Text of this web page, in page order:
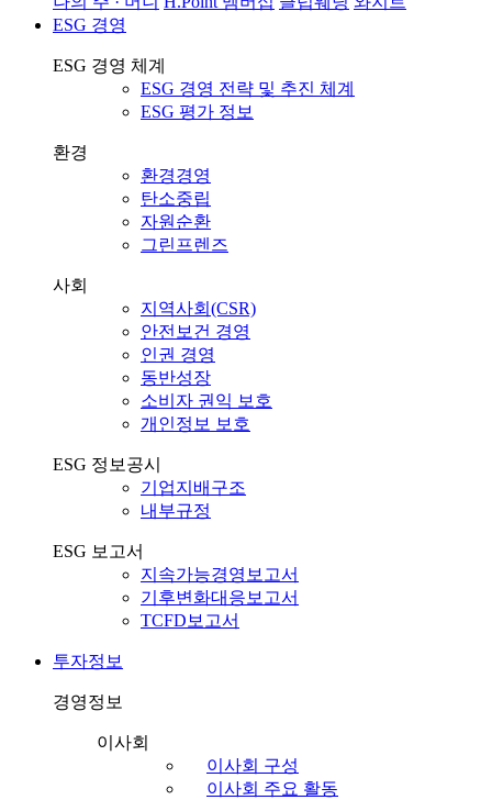
ESG 경영
ESG 경영 체계
ESG 경영 전략 및 추진 체계
ESG 평가 정보
환경
환경경영
탄소중립
자원순환
그린프렌즈
사회
지역사회(CSR)
안전보건 경영
인권 경영
동반성장
소비자 권익 보호
개인정보 보호
ESG 정보공시
기업지배구조
내부규정
ESG 보고서
지속가능경영보고서
기후변화대응보고서
TCFD보고서
투자정보
경영정보
이사회
이사회 구성
이사회 주요 활동